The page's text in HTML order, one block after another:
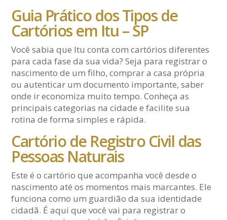
Guia Prático dos Tipos de
Cartórios em Itu – SP
Você sabia que Itu conta com cartórios diferentes
para cada fase da sua vida? Seja para registrar o
nascimento de um filho, comprar a casa própria
ou autenticar um documento importante, saber
onde ir economiza muito tempo. Conheça as
principais categorias na cidade e facilite sua
rotina de forma simples e rápida.
Cartório de Registro Civil das
Pessoas Naturais
Este é o cartório que acompanha você desde o
nascimento até os momentos mais marcantes. Ele
funciona como um guardião da sua identidade
cidadã. É aqui que você vai para registrar o